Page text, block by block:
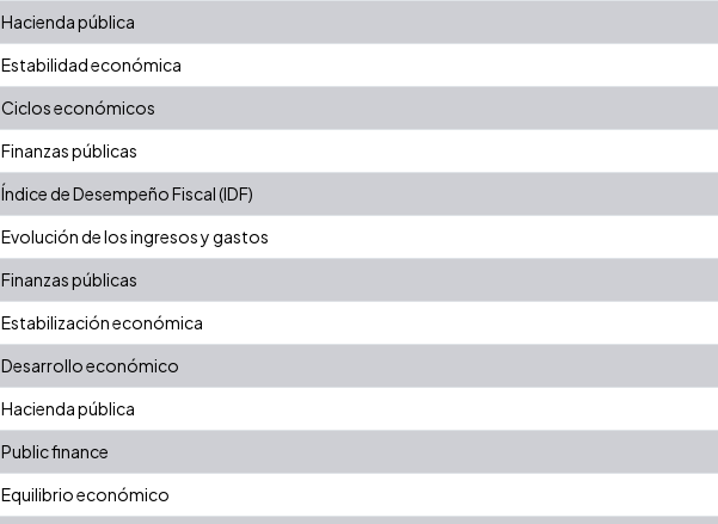
Hacienda pública
Estabilidad económica
Ciclos económicos
Finanzas públicas
Índice de Desempeño Fiscal (IDF)
Evolución de los ingresos y gastos
Finanzas públicas
Estabilización económica
Desarrollo económico
Hacienda pública
Public finance
Equilibrio económico